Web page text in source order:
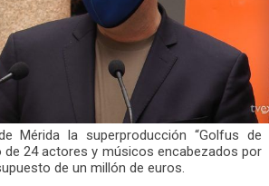
Mérida la superproducción “Golfus de
de 24 actores y músicos encabezados por
de un millón de euros.